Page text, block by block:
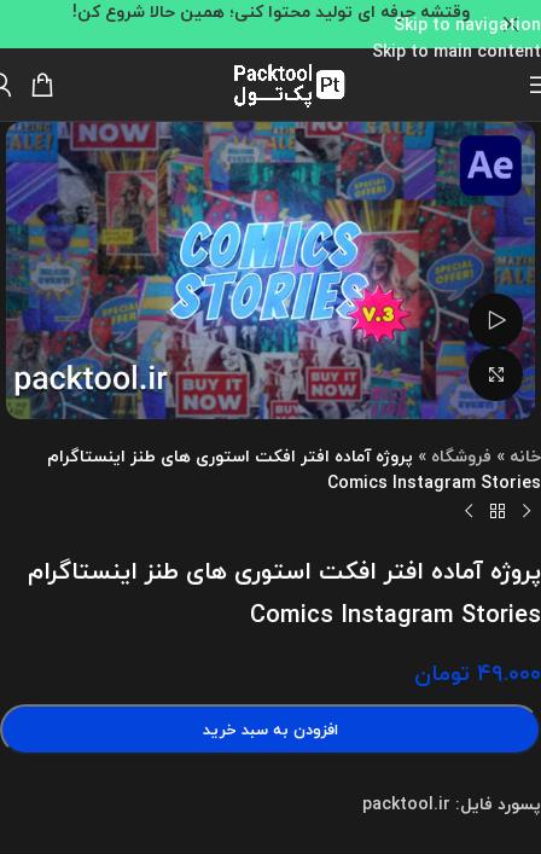
Skip to navigation
Skip to main content
وقتشه حرفه ای تولید محتوا کنی؛ همین حالا شروع کن!
تماشای ویدئو
بزرگنمایی تصویر
خانه » فروشگاه » پروژه آماده افتر افکت استوری های طنز اینستاگرام
Comics Instagram Stories
پروژه آماده افتر افکت استوری های طنز اینستاگرام
Comics Instagram Stories
۴۹.۰۰۰ تومان
افزودن به سبد خرید
پسورد فایل: packtool.ir